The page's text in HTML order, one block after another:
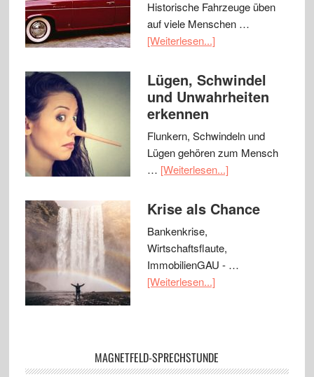
Historische Fahrzeuge üben
auf viele Menschen …
[Weiterlesen...]
Lügen, Schwindel
und Unwahrheiten
erkennen
Flunkern, Schwindeln und
Lügen gehören zum Mensch
… [Weiterlesen...]
Krise als Chance
Bankenkrise,
Wirtschaftsflaute,
ImmobilienGAU - …
[Weiterlesen...]
MAGNETFELD-SPRECHSTUNDE